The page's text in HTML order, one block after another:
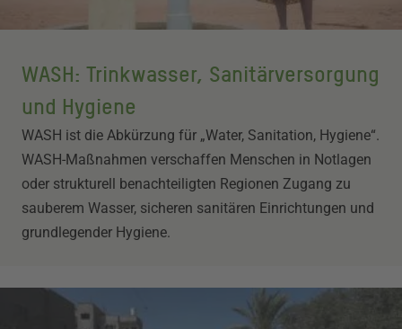
WASH: Trinkwasser, Sanitärversorgung
und Hygiene
WASH ist die Abkürzung für „Water, Sanitation, Hygiene“.
WASH-Maßnahmen verschaffen Menschen in Notlagen
oder strukturell benachteiligten Regionen Zugang zu
sauberem Wasser, sicheren sanitären Einrichtungen und
grundlegender Hygiene.